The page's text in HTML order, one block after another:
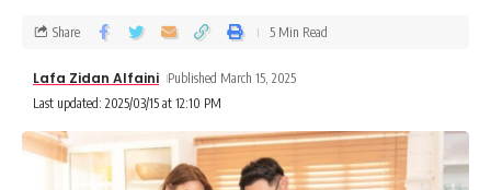
Last updated: 2025/03/15 at 12:10 PM
Lafa Zidan Alfaini Published March 15, 2025
Share 5 Min Read